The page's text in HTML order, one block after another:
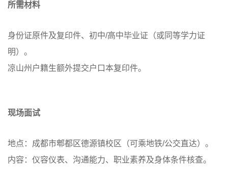
所需材料
身份证原件及复印件、初中/高中毕业证（或同等学力证
明）。
凉山州户籍生额外提交户口本复印件。
现场面试
地点：成都市郫都区德源镇校区（可乘地铁/公交直达）。
内容：仪容仪表、沟通能力、职业素养及身体条件核查。